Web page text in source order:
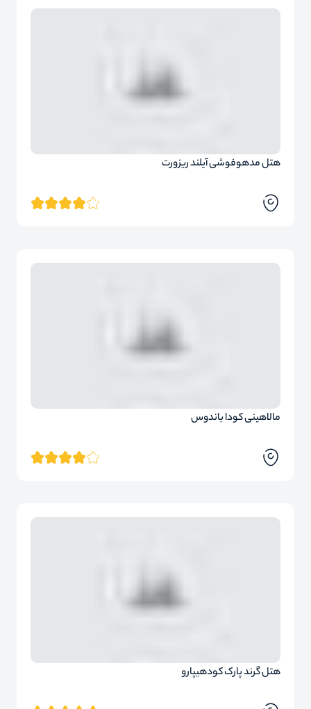
هتل مدهوفوشی آیلند ریزورت
مالاهینی کودا باندوس
هتل گرند پارک کودهیپارو